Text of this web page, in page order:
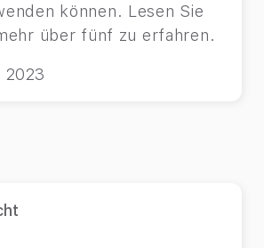
können. Lesen Sie
über fünf zu erfahren.
2023